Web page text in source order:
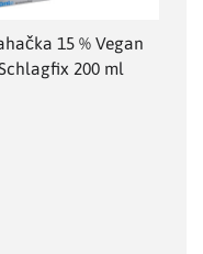
15 % Vegan
200 ml